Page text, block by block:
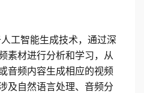
工智能生成技术，通过深
素材进行分析和学习，从
音频内容生成相应的视频
及自然语言处理、音频分